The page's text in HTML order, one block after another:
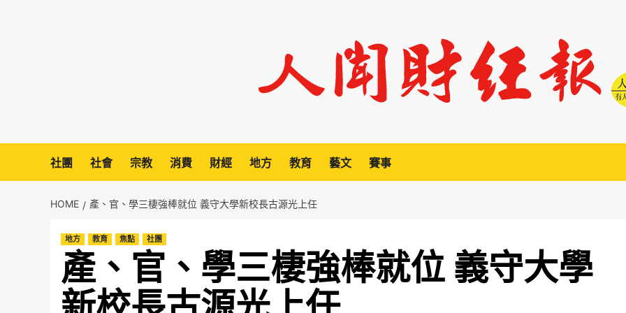
社團 社會 宗教 消費 財經 地方 教育 藝文 賽事
HOME 產、官、學三棲強棒就位 義守大學新校長古源光上任
地方 教育 焦點 社團
產、官、學三棲強棒就位 義守大學